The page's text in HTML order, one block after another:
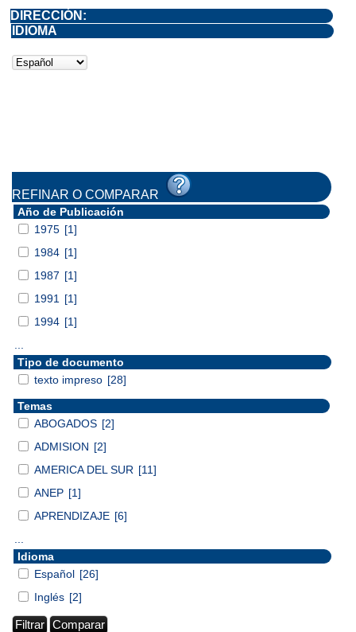
DIRECCIÓN:
IDIOMA
REFINAR O COMPARAR
Año de Publicación
1975 [1]
1984 [1]
1987 [1]
1991
[1]
1994 [1]
Tipo de documento
texto impreso [28]
Temas
ABOGADOS [2]
ADMISION [2]
AMERICA DEL SUR [11]
ANEP [1]
APRENDIZAJE [6]
Idioma
Español [26]
Inglés [2]